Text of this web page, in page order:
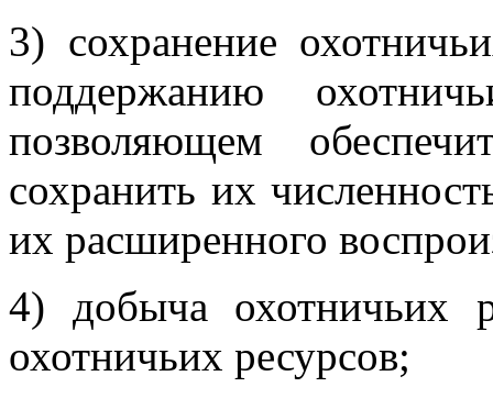
3) сохранение
поддержанию
позволяющем
сохранить их
их расширенного
4) добыча охотничьих
охотничьих ресурсов;